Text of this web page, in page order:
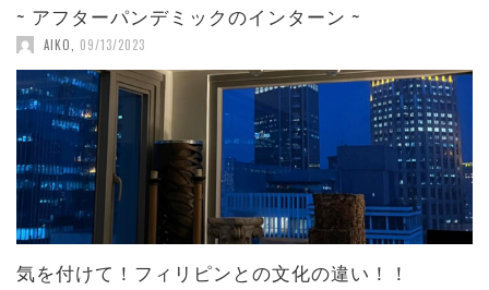
~ アフターパンデミックのインターン ~
AIKO 09/13/2023
気を付けて！フィリピンとの文化の違い！！